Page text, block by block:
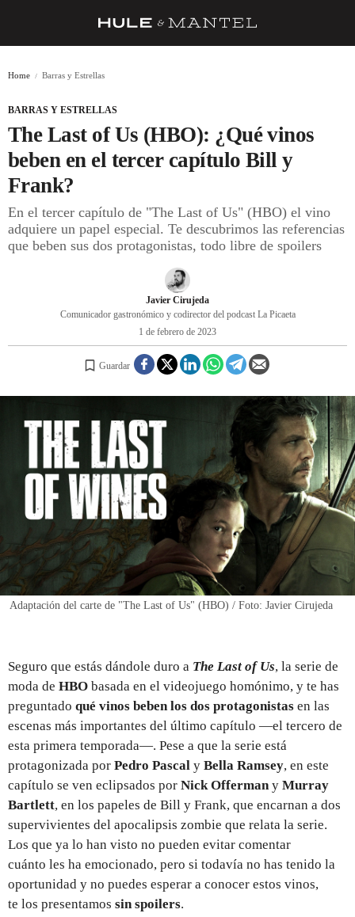
BARRAS Y ESTRELLAS
DÓNDE COMER
ÍDOLOS DE MESAS
CUADERNO DE VIAJE
MENÚ DEL DÍA
REGISTRO
INICIAR SESIÓN
Home Barras y Estrellas
BARRAS Y ESTRELLAS
The Last of Us (HBO): ¿Qué vinos
beben en el tercer capítulo Bill y
Frank?
En el tercer capítulo de "The Last of Us" (HBO) el vino
adquiere un papel especial. Te descubrimos las referencias
que beben sus dos protagonistas, todo libre de spoilers
Javier Cirujeda
Comunicador gastronómico y codirector del podcast La Picaeta
1 de febrero de 2023
Guardar
Adaptación del carte de "The Last of Us" (HBO) / Foto: Javier Cirujeda
Seguro que estás dándole duro a The Last of Us, la serie de
moda de HBO basada en el videojuego homónimo, y te has
preguntado qué vinos beben los dos protagonistas en las
escenas más importantes del último capítulo —el tercero de
esta primera temporada—. Pese a que la serie está
protagonizada por Pedro Pascal y Bella Ramsey, en este
capítulo se ven eclipsados por Nick Offermany Murray
Bartlett, en los papeles de Bill y Frank, que encarnan a dos
supervivientes del apocalipsis zombie que relata la serie.
Los que ya lo han visto no pueden evitar comentar
cuánto les ha emocionado, pero si todavía no has tenido la
oportunidad y no puedes esperar a conocer estos vinos,
te los presentamos sin spoilers.